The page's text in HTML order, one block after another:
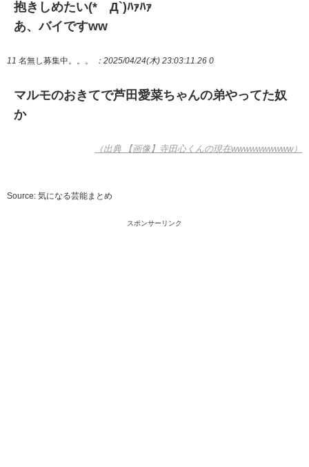
抱きしめたい(*´Д`)ﾊｧﾊｧ
あ、バイですww
11 名無し募集中。。。 ：2025/04/24(木) 23:03:11.26 0
マルモのおきてで芦田愛菜ちゃんの弟やってた奴
か
（出典 【画像】寺田心くんの現在wwwwwwwwww）
Source: 気になる芸能まとめ
スポンサーリンク